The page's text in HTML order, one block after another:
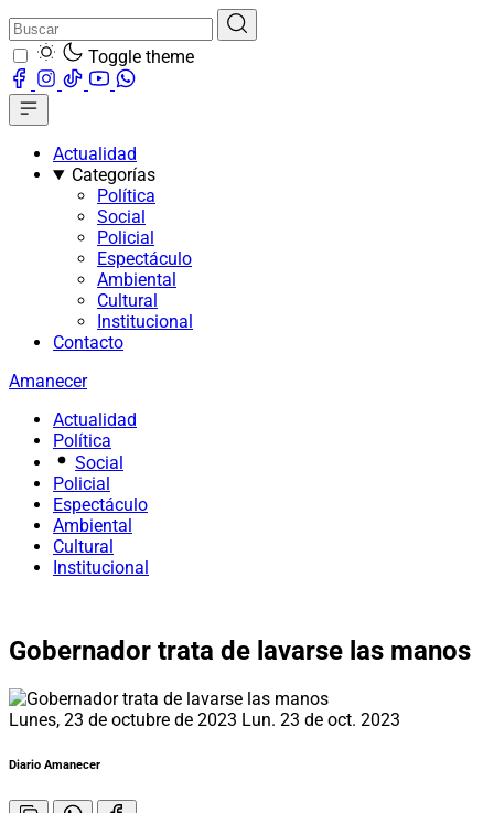
Toggle theme
Actualidad
Categorías
Política
Social
Policial
Espectáculo
Ambiental
Cultural
Institucional
Contacto
Amanecer
Actualidad
Política
Social
Policial
Espectáculo
Ambiental
Cultural
Institucional
Gobernador trata de lavarse las manos
Lunes, 23 de octubre de 2023 Lun. 23 de oct. 2023
Diario Amanecer